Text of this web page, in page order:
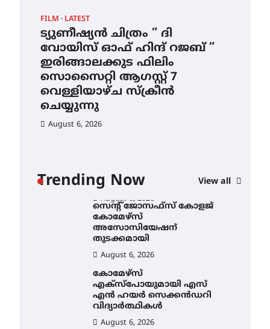
FILM LATEST
ട്യുണീഷ്യൻ ചിത്രം ” ദി
വോയിസ് ഓഫ് ഹിന്ദ് റജബ് ”
ഇരിങ്ങാലക്കുട ഫിലിം
സൊസൈറ്റി ആഗസ്റ്റ് 7
വെള്ളിയാഴ്ച സ്‌ക്രീൻ
ചെയ്യുന്നു
August 6, 2026
Trending Now View all
4.4 മില്ലി മീറ്റർ മഴ ലഭിച്ചു
August 6, 2026
ഐ.ഐ.ടി മദ്രാസ്സിൽ നിന്നും
ഡോക്ടറേറ്റ് – ഇരിങ്ങാലക്കുട
സ്വദേശി ആതിര എം കെ
യുടെ നേട്ടം പ്രതിസന്ധികളോട്
പൊരുതി
August 5, 2026
ട്യുണീഷ്യൻ ചിത്രം ” ദി
ചെയ്യുന്നു
August 6, 2026
സെന്റ് ജോസഫ്സ് കോളജ്
കോമേഴ്‌സ്
അസോസിയേഷന്
തുടക്കമായി
August 6, 2026
കോമേഴ്സ്
എക്സ്പോയുമായി എസ്
എൻ ഹയർ സെക്കൻഡറി
വിദ്യാർത്ഥികൾ
August 6, 2026